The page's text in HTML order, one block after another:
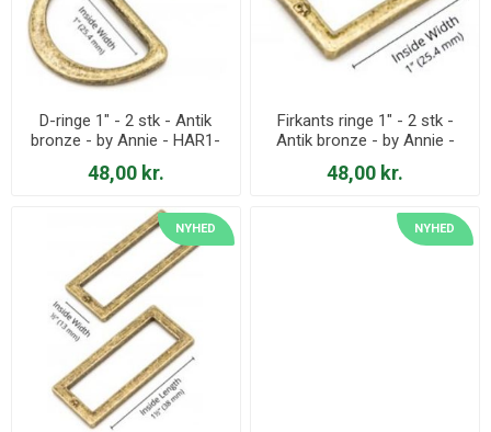
D-ringe 1" - 2 stk - Antik
bronze - by Annie - HAR1-
DR-AB-TWO
48,00 kr.
Firkants ringe 1" - 2 stk -
Antik bronze - by Annie -
HAR1-RR-AB-TWO
48,00 kr.
NYHED NYHED